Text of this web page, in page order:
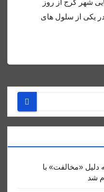
شهر کرج از روز
در یکی از سلول های
دلیل «مخالفت» با